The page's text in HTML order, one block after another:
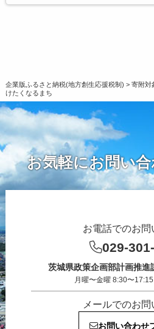
企業版ふるさと納税(地方創生応援税制) > 寄附対
けたくなるまち
お気軽にお問い
お電話でのお問
029-
茨城県政策企画部計画推進
月曜〜金曜 8:30〜
メールでのお
お問い合わせ